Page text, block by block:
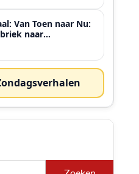
Van Toen naar Nu:
naar